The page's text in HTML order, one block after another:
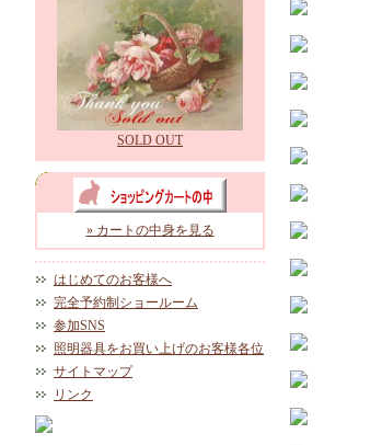
SOLD OUT
» カートの中身を見る
はじめてのお客様へ
完全予約制ショールーム
参加SNS
照明器具をお買い上げのお客様各位
サイトマップ
リンク